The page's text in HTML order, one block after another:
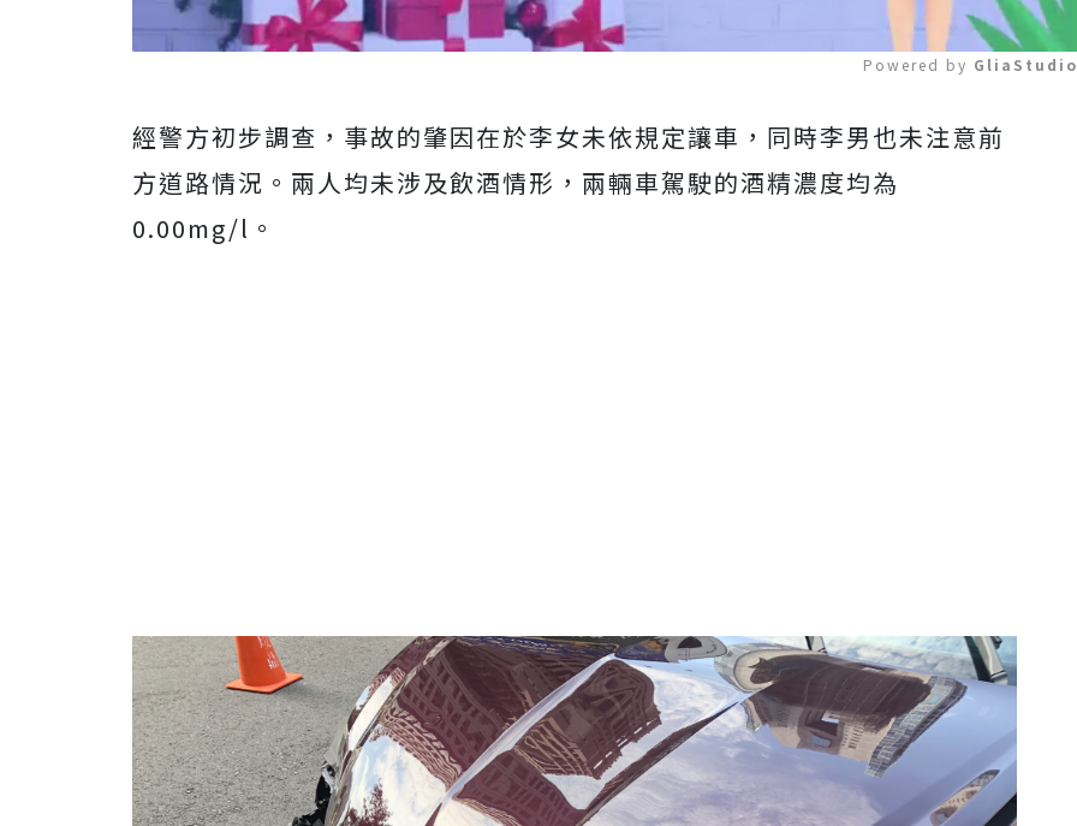
Mute
Powered by
經警方初步調查，事故的肇因在於李女未依規定讓車，同時李男也未注意前
方道路情況。兩人均未涉及飲酒情形，兩輛車駕駛的酒精濃度均為
0.00mg/l。